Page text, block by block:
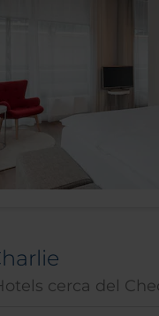
cerca del